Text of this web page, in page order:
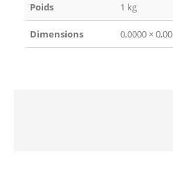
Poids 1 kg
Dimensions 0,0000 ×